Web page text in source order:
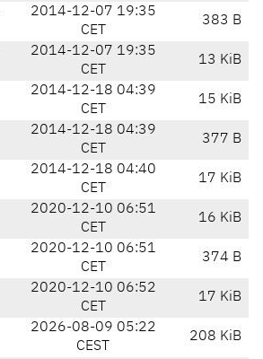
2014-12-07 19:35
CET
383 B
2014-12-07 19:35
CET
13 KiB
2014-12-18 04:39
CET
15 KiB
2014-12-18 04:39
CET
377 B
2014-12-18 04:40
CET
17 KiB
2020-12-10 06:51
CET
16 KiB
2020-12-10 06:51
CET
374 B
2020-12-10 06:52
CET
17 KiB
2026-08-09 05:22
CEST
208 KiB